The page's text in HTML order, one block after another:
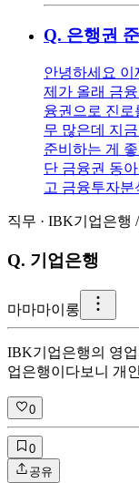
Q. 은행권
안녕하세요 이
제가 올래 금
융권으로 진로
무 많은데 지
준비하는 게
단 금융권 동
고 금융투자
직무 · IBK기업은행 /
Q. 기업은행
마마마이롱
IBK기업은행의 영
업은행이다보니 개
0
0
공유